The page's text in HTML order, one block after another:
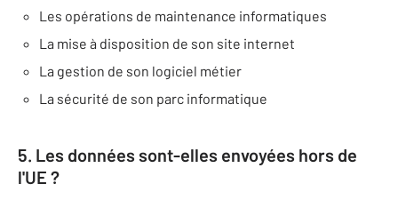
Les opérations de maintenance informatiques
La mise à disposition de son site internet
La gestion de son logiciel métier
La sécurité de son parc informatique
5. Les données sont-elles envoyées hors de
l'UE ?